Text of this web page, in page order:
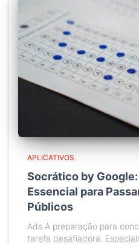
APLICATIVOS
Socrático by
Essencial para
Públicos
Ads A preparação para
tarefa desafiadora.